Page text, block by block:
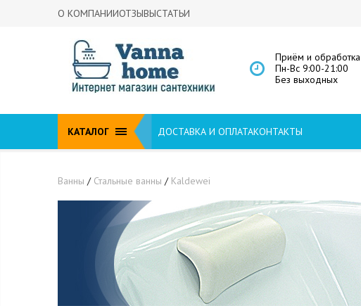
О КОМПАНИИОТЗЫВЫСТАТЬИ
Приём и обработка
Пн-Вс 9:00-21:00
Без выходных
КАТАЛОГ ДОСТАВКА И ОПЛАТАКОНТАКТЫ
Ванны / Стальные ванны / Kaldewei